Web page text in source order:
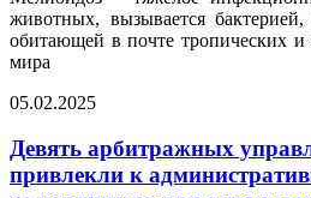
животных, вызывается
обитающей в почте тропических и
мира
05.02.2025
Девять арбитражных
привлекли к